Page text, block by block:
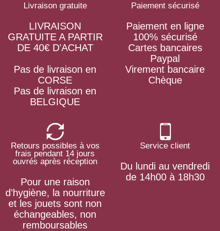
Livraison gratuite
LIVRAISON
GRATUITE A PARTIR
DE 40€ D'ACHAT
Pas de livraison en
CORSE
Pas de livraison en
BELGIQUE
Paiement sécurisé
Paiement en ligne
100% sécurisé
Cartes bancaires
Paypal
Virement bancaire
Chèque
Retours possibles à vos
frais pendant 14 jours
ouvrés après réception
Pour une raison
d’hygiène, la nourriture
et les jouets sont non
échangeables, non
remboursables
Service client
Du lundi au vendredi
de 14h00 à 18h30